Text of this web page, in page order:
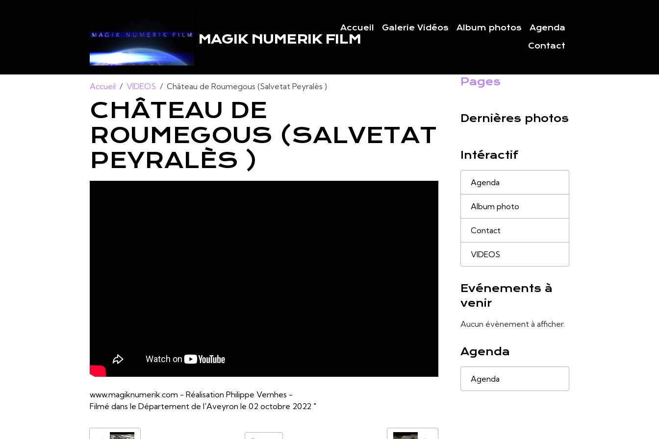
MAGIK NUMERIK FILM
Accueil Galerie Vidéos Album photos Agenda
Contact
Accueil VIDEOS Château de Roumegous (Salvetat Peyralès )
CHÂTEAU DE
ROUMEGOUS (SALVETAT
PEYRALÈS )
www.magiknumerik.com - Réalisation Philippe Vernhes -
Filmé dans le Département de l'Aveyron le 02 octobre 2022 "
Pages
Dernières photos
Intéractif
Agenda
Album photo
Contact
VIDEOS
Evénements à
venir
Aucun évènement à afficher.
Agenda
Agenda